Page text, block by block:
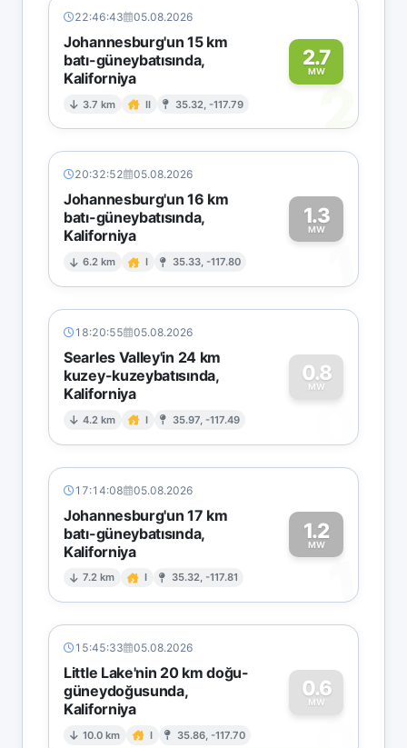
22:46:43 05.08.2026
Johannesburg'un 15 km
batı-güneybatısında,
Kaliforniya
3.7 km II 35.32, -117.79
2.7
MW
2
20:32:52 05.08.2026
Johannesburg'un 16 km
batı-güneybatısında,
Kaliforniya
6.2 km I 35.33, -117.80
1.3
MW
1
18:20:55 05.08.2026
Searles Valley'in 24 km
kuzey-kuzeybatısında,
Kaliforniya
4.2 km I 35.97, -117.49
0.8
MW
0
17:14:08 05.08.2026
Johannesburg'un 17 km
batı-güneybatısında,
Kaliforniya
7.2 km I 35.32, -117.81
1.2
MW
1
15:45:33 05.08.2026
Little Lake'nin 20 km doğu-
güneydoğusunda,
Kaliforniya
10.0 km I 35.86, -117.70
0.6
MW